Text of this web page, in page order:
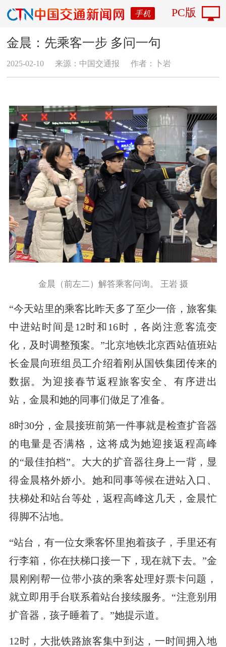
手机 PC版
金晨：先乘客一步 多问一句
2025-02-10 来源：中国交通报 作者：卜岩
金晨（前左二）解答乘客问询。 王岩 摄
“今天站里的乘客比昨天多了至少一倍，旅客集
中进站时间是12时和16时，各岗注意客流变
化，及时调整预案。”北京地铁北京西站值班站
长金晨向班组员工介绍着刚从国铁集团传来的
数据。为迎接春节返程旅客安全、有序进出
站，金晨和她的同事们做足了准备。
8时30分，金晨接班前第一件事就是检查扩音器
的电量是否满格，这将成为她迎接返程高峰
的“最佳拍档”。大大的扩音器往身上一背，显
得金晨格外娇小。她和同事等候在进站入口、
扶梯处和站台等处，返程高峰这几天，金晨忙
得脚不沾地。
“站台，有一位女乘客怀里抱着孩子，手里还有
行李箱，你在扶梯口接一下，现在就下去。”金
晨刚刚帮一位带小孩的乘客处理好票卡问题，
就立即用手台联系着站台接续服务。“注意别用
扩音器，孩子睡着了。”她提示道。
12时，大批铁路旅客集中到达，一时间拥入地